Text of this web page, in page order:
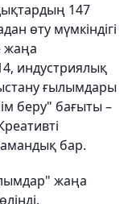
147
өту мүмкіндігі
жаңа
индустриялық
ғылымдары
беру" бағыты –
бар.
жаңа